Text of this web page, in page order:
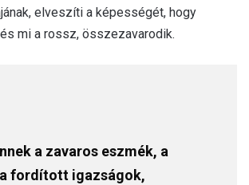
elveszíti a képességét, hogy
mi a rossz, összezavarodik.
a zavaros eszmék, a
fordított igazságok,